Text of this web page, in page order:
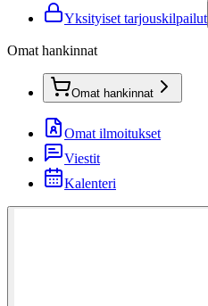
Yksityiset tarjouskilpailut
Omat hankinnat
Omat hankinnat
Omat ilmoitukset
Viestit
Kalenteri